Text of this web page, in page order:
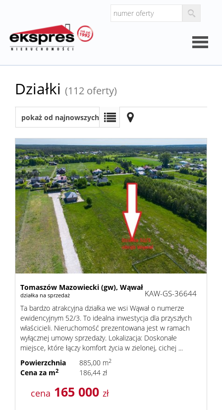
O
firmie
Działki (112 oferty)
pokaż od najnowszych
Tomaszów Mazowiecki (gw), Wąwał
działka na sprzedaż KAW-GS-36644
Ta bardzo atrakcyjna działka we wsi Wąwał o numerze
ewidencyjnym 52/3. To idealna inwestycja dla przyszłych
właścicieli. Nieruchomość prezentowana jest w ramach
wyłącznej umowy sprzedaży. Lokalizacja: Doskonałe
miejsce, które łączy komfort życia w zielonej, cichej ...
Powierzchnia
885,00 m2
Cena za m2 186,44 zł
cena 165 000 zł